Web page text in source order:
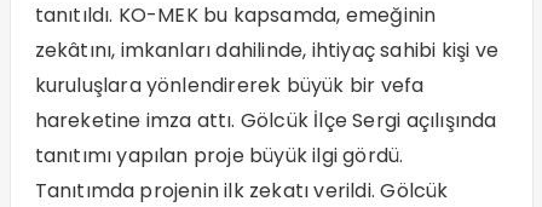
tanıtıldı. KO-MEK bu kapsamda, emeğinin
zekâtını, imkanları dahilinde, ihtiyaç sahibi kişi ve
kuruluşlara yönlendirerek büyük bir vefa
hareketine imza attı. Gölcük İlçe Sergi açılışında
tanıtımı yapılan proje büyük ilgi gördü.
Tanıtımda projenin ilk zekatı verildi. Gölcük